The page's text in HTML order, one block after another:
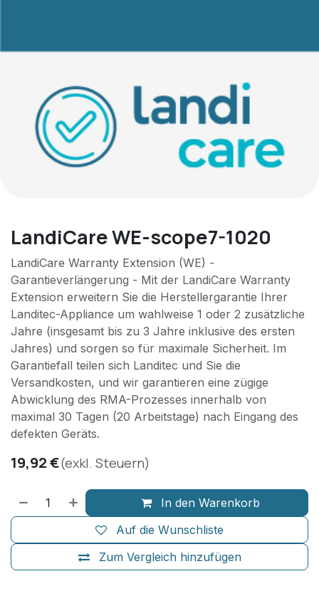
LandiCare WE-scope7-1020
LandiCare Warranty Extension (WE) -
Garantieverlängerung - Mit der LandiCare Warranty
Extension erweitern Sie die Herstellergarantie Ihrer
Landitec-Appliance um wahlweise 1 oder 2 zusätzliche
Jahre (insgesamt bis zu 3 Jahre inklusive des ersten
Jahres) und sorgen so für maximale Sicherheit. Im
Garantiefall teilen sich Landitec und Sie die
Versandkosten, und wir garantieren eine zügige
Abwicklung des RMA-Prozesses innerhalb von
maximal 30 Tagen (20 Arbeitstage) nach Eingang des
defekten Geräts.
19,92€(exkl. Steuern)
In den Warenkorb
Zum Vergleich hinzufügen
Auf die Wunschliste